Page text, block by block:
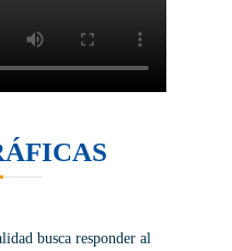
busca responder al